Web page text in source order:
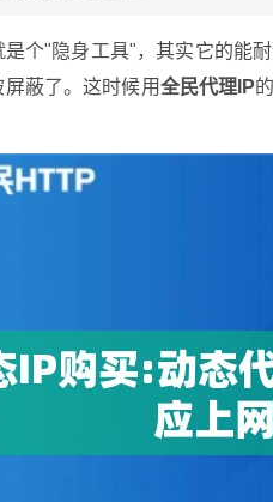
个"隐身工具"，其实它的能
蔽了。这时候用全民代理IP